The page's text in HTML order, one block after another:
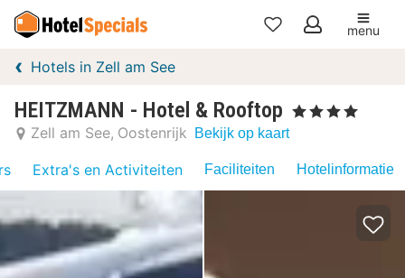
Mijn
menu
Hotels in Zell am See
HEITZMANN - Hotel & Rooftop , 4 Sterren
Zell am See Oostenrijk Bekijk op kaart
Extra's en Activiteiten Faciliteiten Hotelinformatie